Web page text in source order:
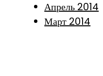
Апрель 2014
Март 2014